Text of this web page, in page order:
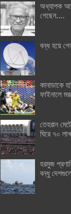
অধ্যাপক
গেছেন….
বন্ধ হয়ে
কানাডাকে
ফাইনালে
তেহরান
ঘিরে ৭০
হরমুজ
বন্ধু